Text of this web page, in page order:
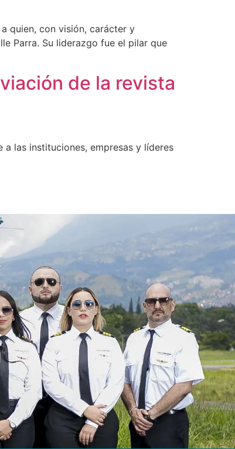
quien, con visión, carácter y
Parra. Su liderazgo fue el pilar que
de la revista
las instituciones, empresas y líderes